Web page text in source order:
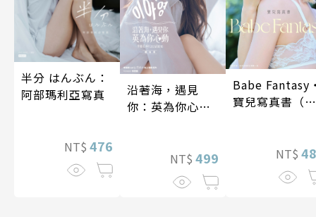
半分 はんぶん：
阿部瑪利亞寫真
NT$ 476
沿著海，遇見
你：英為你心動
NT$ 499
Babe
寶兒寫真書（加
NT$